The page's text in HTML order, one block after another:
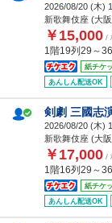
2026/08/20 (木)
新歌舞伎座 (大
￥15,000 /
1階19列29～
紙チケ
あんしん配送OK
剣劇 三國志
2026/08/20 (木)
新歌舞伎座 (大
￥17,000 /
1階16列29～
紙チケ
あんしん配送OK